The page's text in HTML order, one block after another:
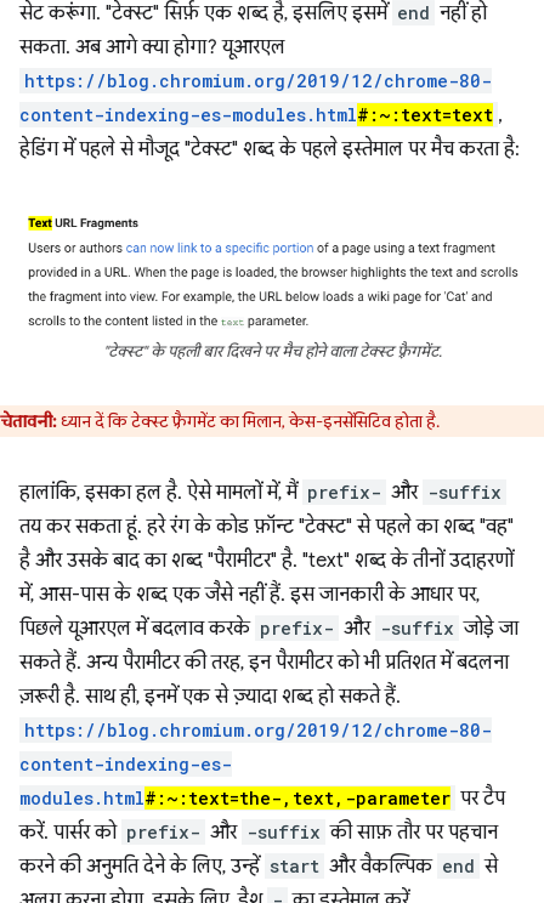
सेट करूंगा. "टेक्स्ट" सिर्फ़ एक शब्द है, इसलिए इसमें end नहीं हो
सकता. अब आगे क्या होगा? यूआरएल
https://blog.chromium.org/2019/12/chrome-80-
content-indexing-es-modules.html#:~:text=text ,
हेडिंग में पहले से मौजूद "टेक्स्ट" शब्द के पहले इस्तेमाल पर मैच करता है:
"टेक्स्ट" के पहली बार दिखने पर मैच होने वाला टेक्स्ट फ़्रैगमेंट.
चेतावनी:ध्यान दें कि टेक्स्ट फ़्रैगमेंट का मिलान, केस-इनसेंसिटिव होता है.
हालांकि, इसका हल है. ऐसे मामलों में, मैं prefix​- और -suffix
तय कर सकता हूं. हरे रंग के कोड फ़ॉन्ट "टेक्स्ट" से पहले का शब्द "वह"
है और उसके बाद का शब्द "पैरामीटर" है. "text" शब्द के तीनों उदाहरणों
में, आस-पास के शब्द एक जैसे नहीं हैं. इस जानकारी के आधार पर,
पिछले यूआरएल में बदलाव करके prefix- और -suffix जोड़े जा
सकते हैं. अन्य पैरामीटर की तरह, इन पैरामीटर को भी प्रतिशत में बदलना
ज़रूरी है. साथ ही, इनमें एक से ज़्यादा शब्द हो सकते हैं.
https://blog.chromium.org/2019/12/chrome-80-
content-indexing-es-
modules.html#:~:text=the-,text,-parameter पर टैप
करें. पार्सर को prefix- और -suffix की साफ़ तौर पर पहचान
करने की अनुमति देने के लिए, उन्हें start और वैकल्पिक end से